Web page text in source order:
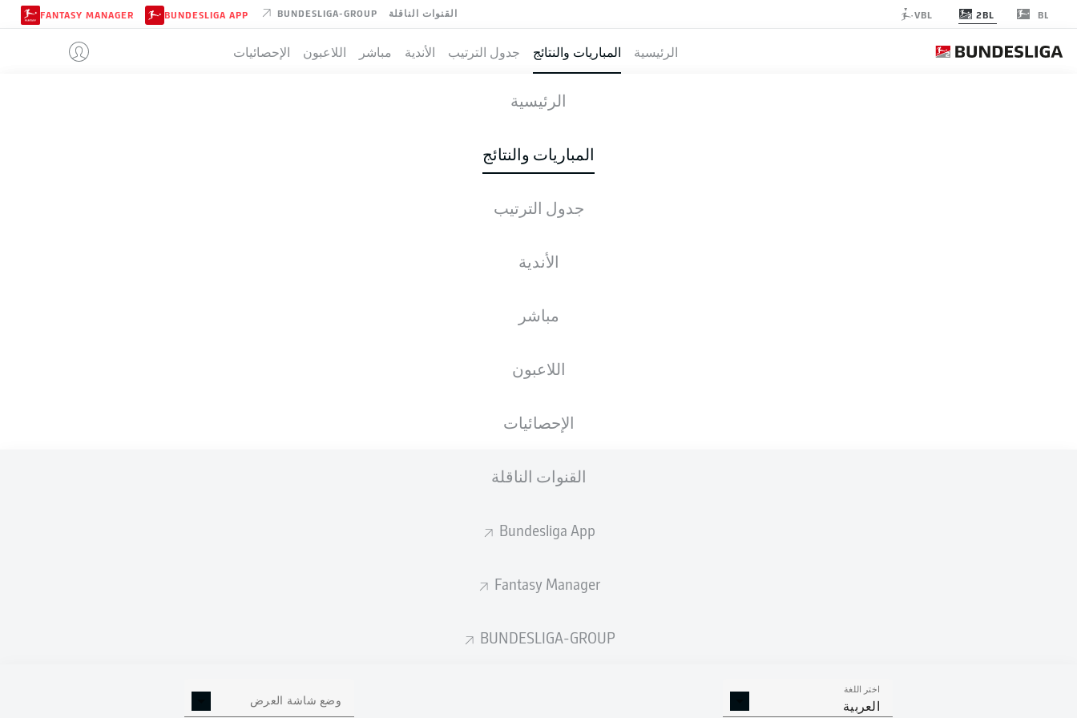
BL
2BL
VBL القنوات الناقلة BUNDESLIGA-GROUP
BUNDESLIGA APP
FANTASY MANAGER
الرئيسية المباريات والنتائج جدول الترتيب الأندية مباشر اللاعبون الإحصائيات
الرئيسية
المباريات والنتائج
جدول الترتيب
الأندية
مباشر
اللاعبون
الإحصائيات
القنوات الناقلة
Bundesliga App
Fantasy Manager
BUNDESLIGA-GROUP
اختر اللغة
العربية وضع شاشة العرض
التشكيلات
الأهداف المتوقعة
0